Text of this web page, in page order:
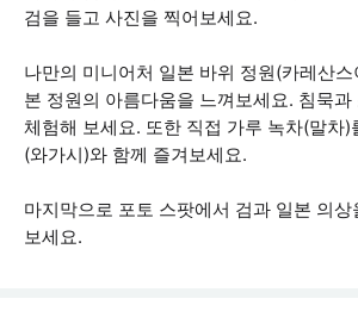
검을 들고 사진을 찍어보세요.
나만의 미니어처 일본 바위 정원(카레산
본 정원의 아름다움을 느껴보세요. 침묵과
체험해 보세요. 또한 직접 가루 녹차(말차
(와가시)와 함께 즐겨보세요.
마지막으로 포토 스팟에서 검과 일본 의상
보세요.